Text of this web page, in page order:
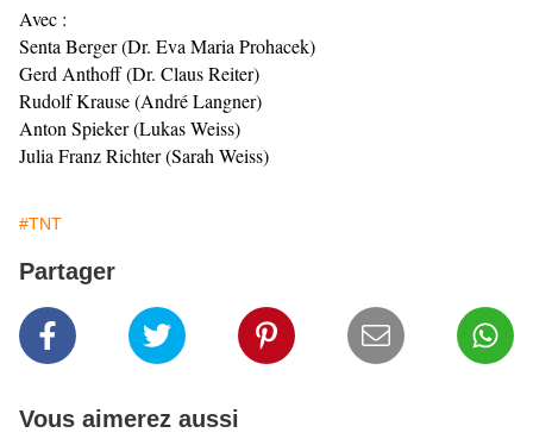
Avec :
Senta Berger (Dr. Eva Maria Prohacek)
Gerd Anthoff (Dr. Claus Reiter)
Rudolf Krause (André Langner)
Anton Spieker (Lukas Weiss)
Julia Franz Richter (Sarah Weiss)
#TNT
Partager
Vous aimerez aussi